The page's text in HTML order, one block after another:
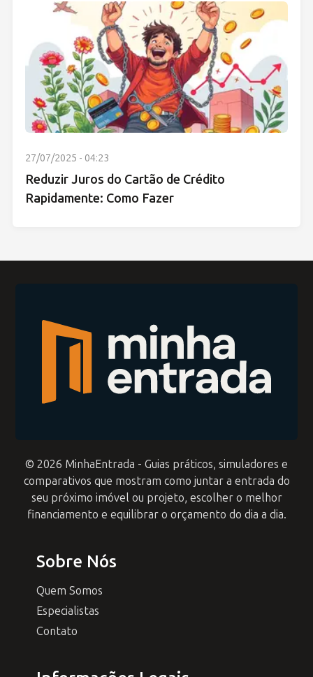
27/07/2025 - 04:23
Reduzir Juros do Cartão de Crédito
Rapidamente: Como Fazer
© 2026 MinhaEntrada - Guias práticos, simuladores e
comparativos que mostram como juntar a entrada do
seu próximo imóvel ou projeto, escolher o melhor
financiamento e equilibrar o orçamento do dia a dia.
Sobre Nós
Quem Somos
Especialistas
Contato